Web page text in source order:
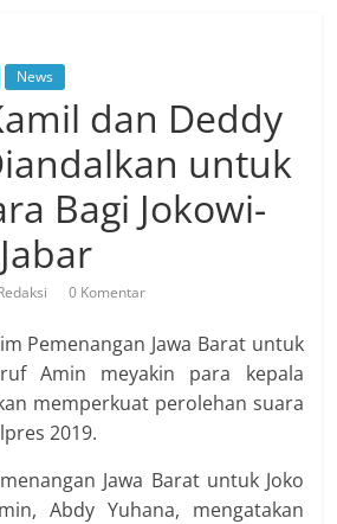
News
dan Deddy
untuk
Bagi Jokowi-
0 Komentar
Pemenangan Jawa Barat untuk
Amin meyakin para kepala
memperkuat perolehan suara
2019.
Jawa Barat untuk Joko
Abdy Yuhana, mengatakan